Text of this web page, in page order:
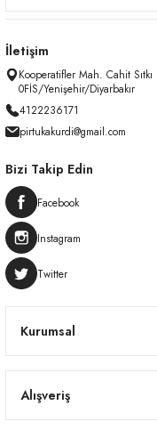
İletişim
Kooperatifler Mah. Cahit
0FİS/Yenişehir/Diyarbakır
4122236171
pirtukakurdi@gmail.com
Kurumsal
Alışveriş
Bizi Takip Edin
Facebook
Instagram
Twitter